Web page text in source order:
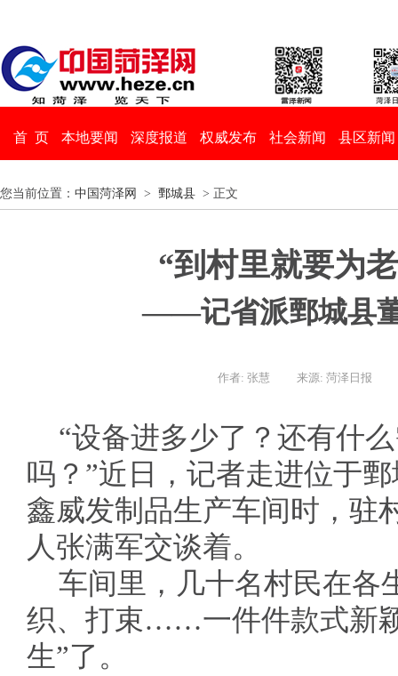
首 页 本地要闻 深度报道 权威发布 社会新闻 县区新闻
您当前位置： 中国菏泽网 > 鄄城县 > 正文
“到村里就要为
——记省派鄄城县
作者: 张慧 来源: 菏泽日报
“设备进多少了？还有什
吗？”近日，记者走进位于
鑫威发制品生产车间时，驻
人张满军交谈着。
车间里，几十名村民在各
织、打束……一件件款式新
生”了。